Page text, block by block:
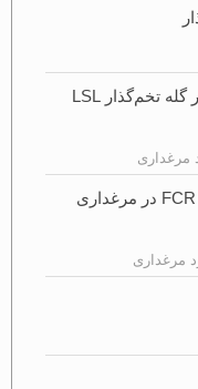
بررسی مشکل شکستگی تخم‌مرغ در گله تخم‌گذار LSL
مرغداری
پرونده عملیاتی کاهش ضریب تبدیل FCR در مرغداری
مرغداری